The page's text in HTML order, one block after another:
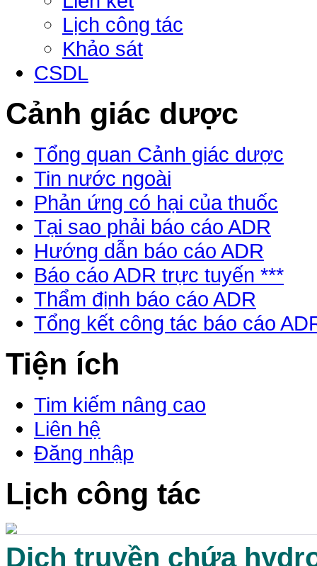
Lịch công tác
Khảo sát
CSDL
Cảnh giác dược
Tổng quan Cảnh giác dược
Tin nước ngoài
Phản ứng có hại của thuốc
Tại sao phải báo cáo ADR
Hướng dẫn báo cáo ADR
Báo cáo ADR trực tuyến ***
Thẩm định báo cáo ADR
Tổng kết công tác báo cáo
Tiện ích
Tim kiếm nâng cao
Liên hệ
Đăng nhập
Lịch công tác
Dịch truyền chứa